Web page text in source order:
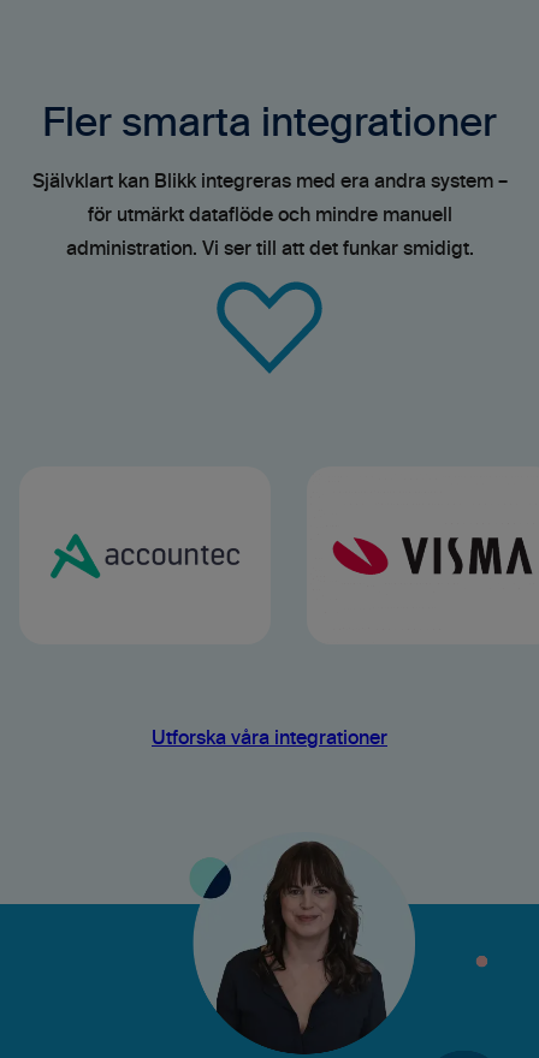
Fler smarta integrationer
Självklart kan Blikk integreras med era andra system –
för utmärkt dataflöde och mindre manuell
administration. Vi ser till att det funkar smidigt.
Utforska våra integrationer